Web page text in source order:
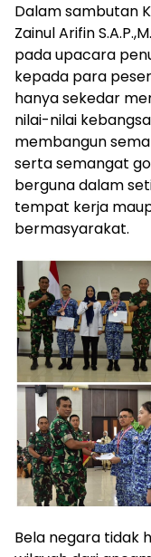
Dalam sambutan
Zainul Arifin
pada upacara
kepada para
hanya sekedar
nilai-nilai
membangun
serta semangat
berguna dalam
tempat kerja
bermasyarakat.
Bela negara tidak